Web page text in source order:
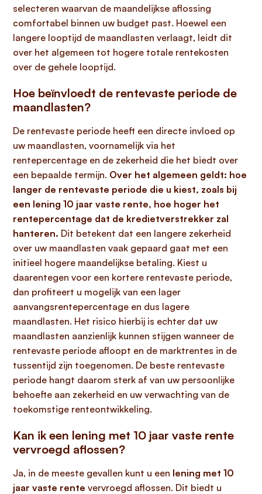
selecteren waarvan de maandelijkse aflossing
comfortabel binnen uw budget past. Hoewel een
langere looptijd de maandlasten verlaagt, leidt dit
over het algemeen tot hogere totale rentekosten
over de gehele looptijd.
Hoe beïnvloedt de rentevaste periode de
maandlasten?
De rentevaste periode heeft een directe invloed op
uw maandlasten, voornamelijk via het
rentepercentage en de zekerheid die het biedt over
een bepaalde termijn. Over het algemeen geldt: hoe
langer de rentevaste periode die u kiest, zoals bij
een lening 10 jaar vaste rente, hoe hoger het
rentepercentage dat de kredietverstrekker zal
hanteren. Dit betekent dat een langere zekerheid
over uw maandlasten vaak gepaard gaat met een
initieel hogere maandelijkse betaling. Kiest u
daarentegen voor een kortere rentevaste periode,
dan profiteert u mogelijk van een lager
aanvangsrentepercentage en dus lagere
maandlasten. Het risico hierbij is echter dat uw
maandlasten aanzienlijk kunnen stijgen wanneer de
rentevaste periode afloopt en de marktrentes in de
tussentijd zijn toegenomen. De beste rentevaste
periode hangt daarom sterk af van uw persoonlijke
behoefte aan zekerheid en uw verwachting van de
toekomstige renteontwikkeling.
Kan ik een lening met 10 jaar vaste rente
vervroegd aflossen?
Ja, in de meeste gevallen kunt u een lening met 10
jaar vaste rente vervroegd aflossen. Dit biedt u